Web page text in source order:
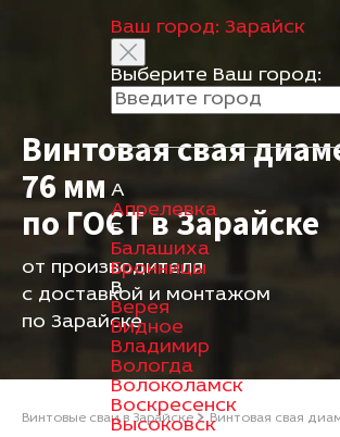
Ваш город: Зарайск
Выберите Ваш город:
А
Апрелевка
Б
Балашиха
Бронницы
В
Верея
Видное
Владимир
Вологда
Волоколамск
Воскресенск
Высоковск
Винтовая свая
76 мм
по ГОСТ в Зарайске
от производителя
с доставкой и монтажом
по Зарайске
Винтовые сваи в Зарайске Винтовая свая